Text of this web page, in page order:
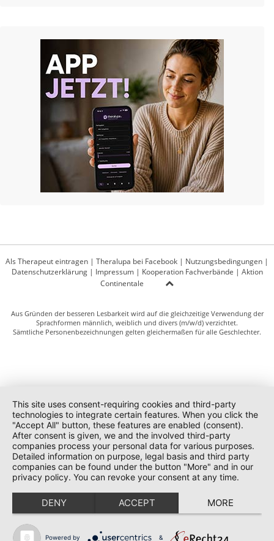
Als Therapeut eintragen | Theralupa bei Facebook | Nutzungsbedingungen |
Datenschutzerklärung| Impressum| Kooperation Fachverbände | Aktion
Continentale
Aus Gründen der besseren Lesbarkeit wird auf die gleichzeitige Verwendung der
Sprachformen männlich, weiblich und divers (m/w/d) verzichtet.
Sämtliche Personenbezeichnungen gelten gleichermaßen für alle Geschlechter.
This site uses consent-requiring cookies and third-party
technologies to integrate certain features. When you click the
"Accept All" button, these features are enabled (consent).
After consent is given, we and the involved third-party
companies process your personal data for various purposes.
Detailed information on purpose, legal basis and third party
companies can be found under the button "More" and in our
privacy policy. You can revoke your consent at any time.
DENY ACCEPT MORE
Powered by &